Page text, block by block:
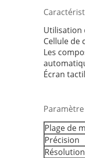
Utilisation
Cellule de
Les
Écran
Plage de
Précision
Résolution